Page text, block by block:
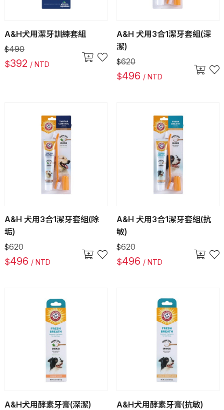
A&H犬用潔牙訓練套組
$490
$392 / NTD
A&H 犬用3合1潔牙套組(深
潔)
$620
$496 / NTD
A&H 犬用3合1潔牙套組(除
垢)
$620
$496 / NTD
A&H 犬用3合1潔牙套組(抗
敏)
$620
$496 / NTD
A&H犬用酵素牙膏(深潔) A&H犬用酵素牙膏(抗敏)